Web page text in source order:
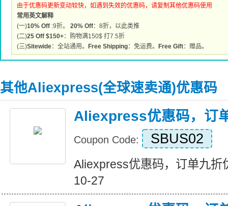
由于优惠码更新变动较快，如遇到失效的优惠码，请复制其他优惠码使用
常用英文解释
(一)10% Off :9折。 20% Off：8折，以此类推
(二)25 Off $150+：购物满150$ 打7.5折
(三)Sitewide：全站通用。 Free Shipping：免运费。 Free Gift：赠品。
其他Aliexpress(全球速卖通)优惠码
Aliexpress优惠码，订
Coupon Code: SBUS02
Aliexpress优惠码，订单九折
10-27